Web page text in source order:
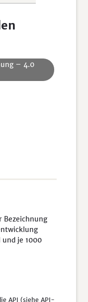
– 4.0
Bezeichnung
und je 1000
API (siehe API-